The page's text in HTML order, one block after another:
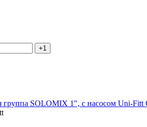
+1
группа SOLOMIX 1", с насосом Uni-Fitt